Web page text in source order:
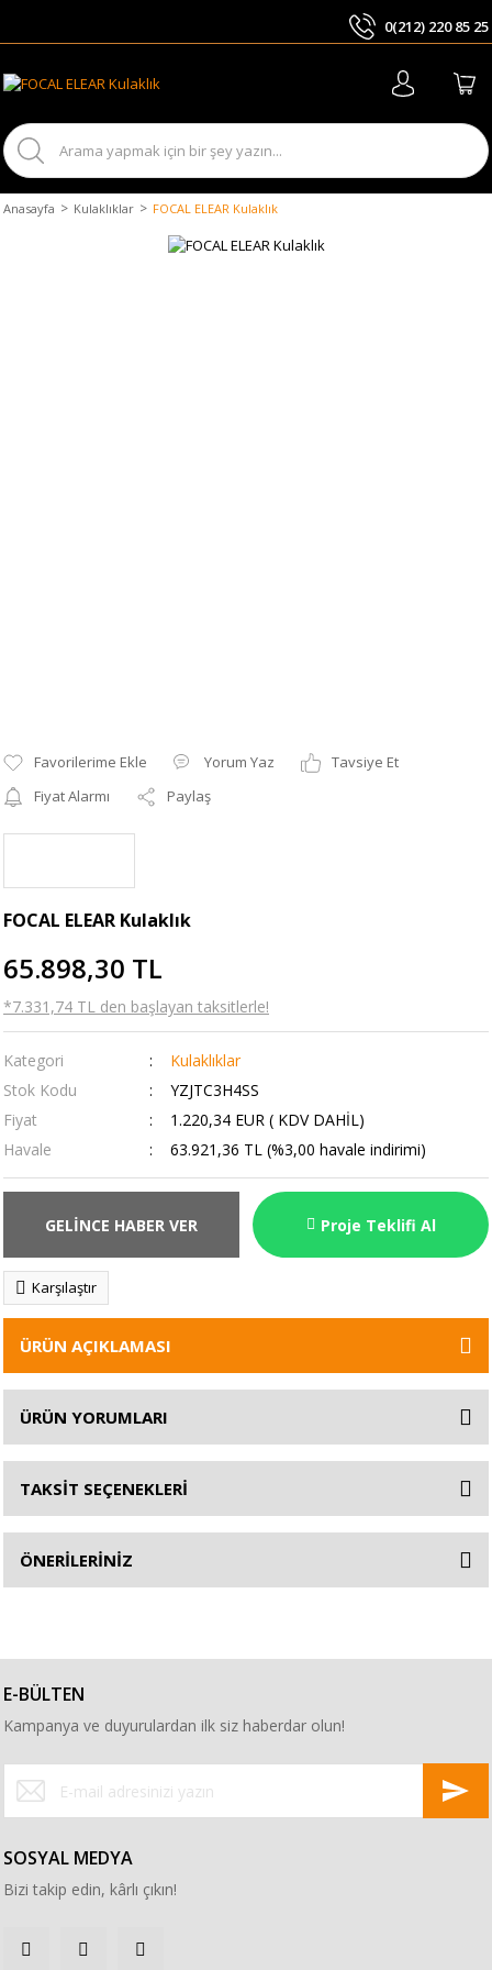
0(212) 220 85 25
Anasayfa Kulaklıklar FOCAL ELEAR Kulaklık
Yorum Yaz
Tavsiye Et
Fiyat Alarmı
Paylaş
FOCAL ELEAR Kulaklık
65.898,30 TL
*7.331,74 TL den başlayan taksitlerle!
Kategori
Kulaklıklar
Stok Kodu
YZJTC3H4SS
Fiyat
1.220,34 EUR ( KDV DAHİL)
Havale
63.921,36 TL (%3,00 havale indirimi)
GELİNCE HABER VER Proje Teklifi Al
Karşılaştır
ÜRÜN AÇIKLAMASI
ÜRÜN YORUMLARI
TAKSİT SEÇENEKLERİ
ÖNERİLERİNİZ
E-BÜLTEN
Kampanya ve duyurulardan ilk siz haberdar olun!
SOSYAL MEDYA
Bizi takip edin, kârlı çıkın!